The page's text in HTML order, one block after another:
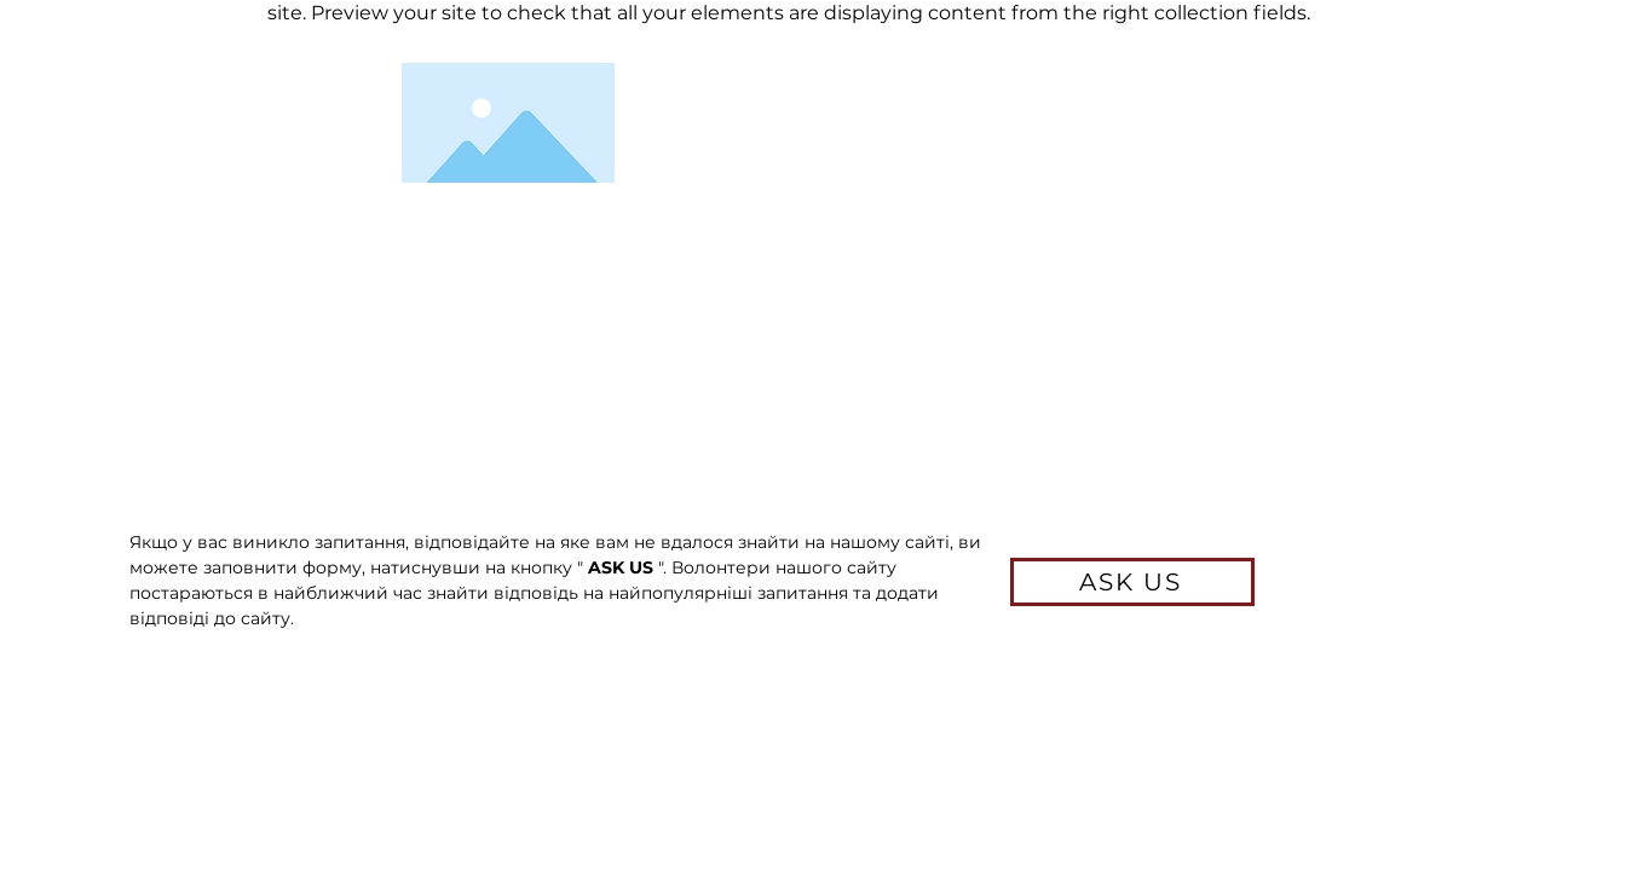
site. Preview your site to check that all your elements are displaying content from the right collection fields.
Якщо у вас виникло запитання, відповідайте на яке вам не вдалося знайти на нашому сайті, ви
можете заповнити форму, натиснувши на кнопку " ASK US ". Волонтери нашого сайту
постараються в найближчий час знайти відповідь на найпопулярніші запитання та додати
відповіді до сайту.
ASK US